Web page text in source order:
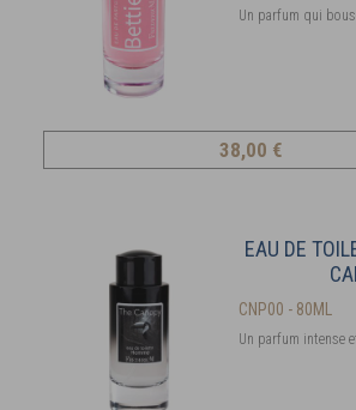
Un parfum qui
38,00 €
EAU DE
CNP00 - 80ML
Un parfum intense